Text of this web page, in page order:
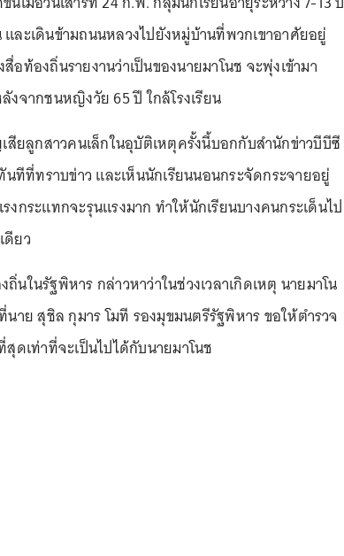
ละเดินข้ามถนนหลวงไปยังหมู่บ้านที่พวกเขาอาศัยอยู่
อท้องถิ่นรายงานว่าเป็นของนายมาโนช จะพุ่งเข้ามา
งจากชนหญิงวัย 65 ปี ใกล้โรงเรียน
สียลูกสาวคนเล็กในอุบัติเหตุครั้งนี้บอกกับสำนักข่าวบีบีซี
นทีที่ทราบข่าว และเห็นนักเรียนนอนกระจัดกระจายอยู่
กระแทกจะรุนแรงมาก ทำให้นักเรียนบางคนกระเด็นไป
ยว
นในรัฐพิหาร กล่าวหาว่าในช่วงเวลาเกิดเหตุ นายมาโน
าย สุชิล กุมาร โมที รองมุขมนตรีรัฐพิหาร ขอให้ตำรวจ
ดเท่าที่จะเป็นไปได้กับนายมาโนช